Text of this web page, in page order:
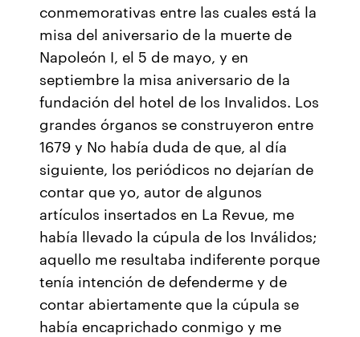
conmemorativas entre las cuales está la
misa del aniversario de la muerte de
Napoleón I, el 5 de mayo, y en
septiembre la misa aniversario de la
fundación del hotel de los Invalidos. Los
grandes órganos se construyeron entre
1679 y No había duda de que, al día
siguiente, los periódicos no dejarían de
contar que yo, autor de algunos
artículos insertados en La Revue, me
había llevado la cúpula de los Inválidos;
aquello me resultaba indiferente porque
tenía intención de defenderme y de
contar abiertamente que la cúpula se
había encaprichado conmigo y me